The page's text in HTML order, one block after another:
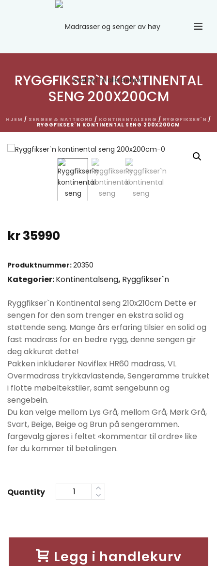
RYGGFIKSER`N KONTINENTAL
SENG 200X200CM
HJEM / SENGER & NATTBORD / KONTINENTALSENG / RYGGFIKSER`N /
RYGGFIKSER`N KONTINENTAL SENG 200X200CM
kr35990
Produktnummer:20350
Kategorier:Kontinentalseng, Ryggfikser`n
Ryggfikser`n Kontinental seng 210x210cm Dette er
sengen for den som trenger en ekstra solid og
støttende seng. Mange års erfaring tilsier en solid og
fast madrass for en bedre rygg, denne sengen gir
deg akkurat dette!
Pakken inkluderer Noviflex HR60 madrass, VL
Overmadrass trykkavlastende, Sengeramme trukket
i flotte møbeltekstiler, samt sengebunn og
sengebein.
Du kan velge mellom Lys Grå, mellom Grå, Mørk Grå,
Svart, Beige, Beige og Brun på sengerammen.
fargevalg gjøres i feltet «kommentar til ordre» like
før du kommer til betalingen.
Quantity
Legg i handlekurv